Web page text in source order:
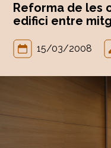
Reforma de les
edifici entre
15/03/2008